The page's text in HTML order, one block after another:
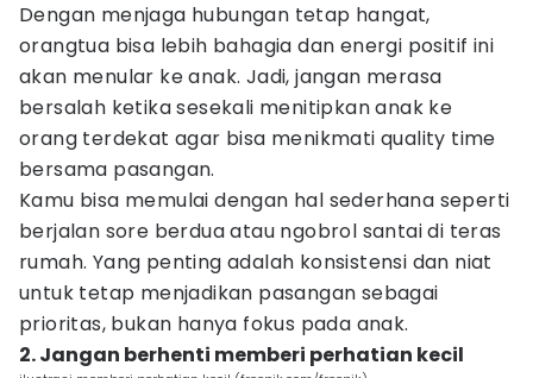
Dengan menjaga hubungan tetap hangat,
orangtua bisa lebih bahagia dan energi positif ini
akan menular ke anak. Jadi, jangan merasa
bersalah ketika sesekali menitipkan anak ke
orang terdekat agar bisa menikmati quality time
bersama pasangan.
Kamu bisa memulai dengan hal sederhana seperti
berjalan sore berdua atau ngobrol santai di teras
rumah. Yang penting adalah konsistensi dan niat
untuk tetap menjadikan pasangan sebagai
prioritas, bukan hanya fokus pada anak.
2. Jangan berhenti memberi perhatian kecil